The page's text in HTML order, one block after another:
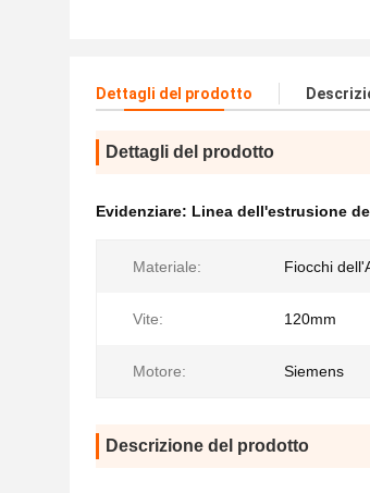
Dettagli del prodotto
Dettagli del prodotto
Evidenziare: Linea dell'estrusione
Materiale: Fiocchi
Vite: 120mm
Motore: Siemens
Descrizione del prodotto